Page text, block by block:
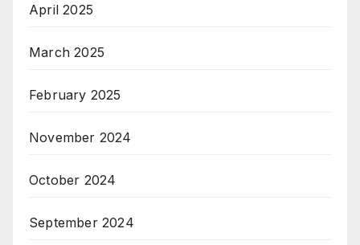
April 2025
March 2025
February 2025
November 2024
October 2024
September 2024